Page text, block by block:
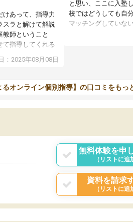
けあって、指導力
スラと解けて解説
師ということ
て指導してくれる
がない。当方
ため、学校の教科
使って進められる
あれば自学自習で
からず辞めること
：2025年08月08日
と思い、ここに入塾
校ではどうしても自
マッチングしていな
また受験のノウハウ
ツーマン指導によっ
しいオリジナルのカ
と感じました。
るオンライン個別指導】の口コミをもっ
無料体験を申
（リストに追
資料を請求
（リストに追